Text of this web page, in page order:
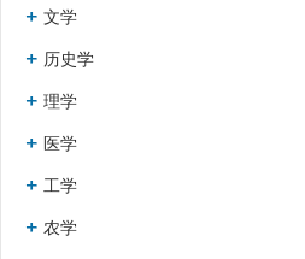
文学
历史学
理学
医学
工学
农学